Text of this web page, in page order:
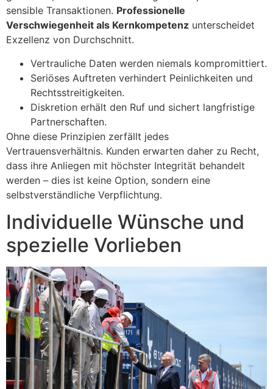
sensible Transaktionen. Professionelle
Verschwiegenheit als Kernkompetenz unterscheidet
Exzellenz von Durchschnitt.
Vertrauliche Daten werden niemals kompromittiert.
Seriöses Auftreten verhindert Peinlichkeiten und
Rechtsstreitigkeiten.
Diskretion erhält den Ruf und sichert langfristige
Partnerschaften.
Ohne diese Prinzipien zerfällt jedes
Vertrauensverhältnis. Kunden erwarten daher zu Recht,
dass ihre Anliegen mit höchster Integrität behandelt
werden – dies ist keine Option, sondern eine
selbstverständliche Verpflichtung.
Individuelle Wünsche und
spezielle Vorlieben